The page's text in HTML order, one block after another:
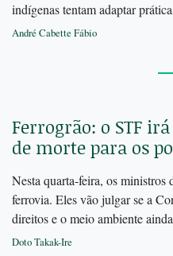
indígenas tentam adaptar
André Cabette Fábio
Ferrogrão: o STF
de morte para os
Nesta quarta-feira, os
ferrovia. Eles vão julgar se a
direitos e o meio ambiente
Doto Takak-Ire